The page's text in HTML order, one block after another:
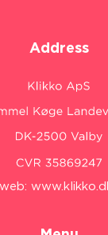
Address
web: